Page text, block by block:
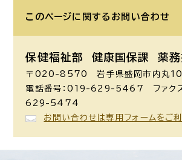
このページに関する お問い合わせ
保健福祉部 健康国保課 薬務
〒020-8570 岩手県盛岡市内丸
電話番号：019-629-5467 ファク
629-5474
お問い合わせは専用フォームをご利